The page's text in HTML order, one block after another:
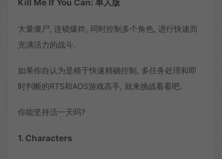
Kill Me If You Can: 单人版
大量僵尸, 连锁爆炸, 同时控制多个角色, 进行快速而
充满活力的战斗.
如果你自认为是精于快速精确控制, 多任务处理和即
时判断的RTS和AOS游戏高手, 就来挑战看看吧.
你能坚持活一天吗?
1. Characters